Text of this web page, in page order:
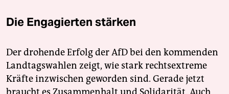
Die Engagierten stärken
Der drohende Erfolg der AfD bei den kommenden
Landtagswahlen zeigt, wie stark rechtsextreme
Kräfte inzwischen geworden sind. Gerade jetzt